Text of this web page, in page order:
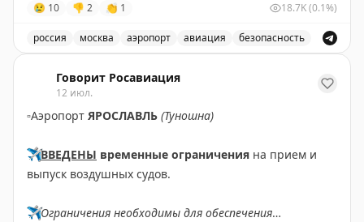
✈️ Говорит Росавиация| MАХ
😢 10 👎 2 👏 1 18.7K(0.1%)
россия москва аэропорт авиация безопасность
Говорит Росавиация
12 июл.
▫️Аэропорт ЯРОСЛАВЛЬ (Туношна)
✈️ВВЕДЕНЫ временные ограничения на прием и
выпуск воздушных судов.
✈️Ограничения необходимы для обеспечения